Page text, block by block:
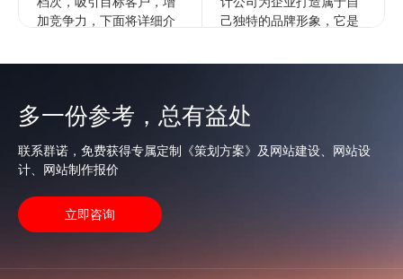
加竞争力，下面将详细介
己独特的品牌形象，它是
查看更多
多一份参考，总有益处
联系群诺，免费获得专属定制《策划方案》及网站建设、网站设
计、网站制作报价
立即咨询